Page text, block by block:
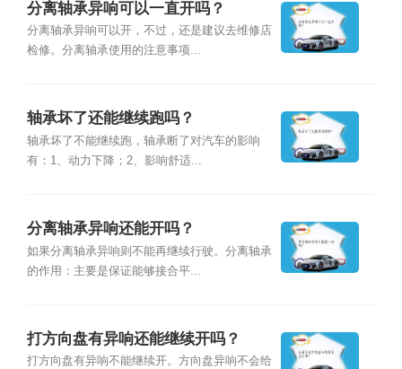
分离轴承异响可以一直开吗？
分离轴承异响可以开，不过，还是建议去维修店
检修。分离轴承使用的注意事项...
轴承坏了还能继续跑吗？
轴承坏了不能继续跑，轴承断了对汽车的影响
有：1、动力下降；2、影响舒适...
分离轴承异响还能开吗？
如果分离轴承异响则不能再继续行驶。分离轴承
的作用：主要是保证能够接合平...
打方向盘有异响还能继续开吗？
打方向盘有异响不能继续开。方向盘异响不会给